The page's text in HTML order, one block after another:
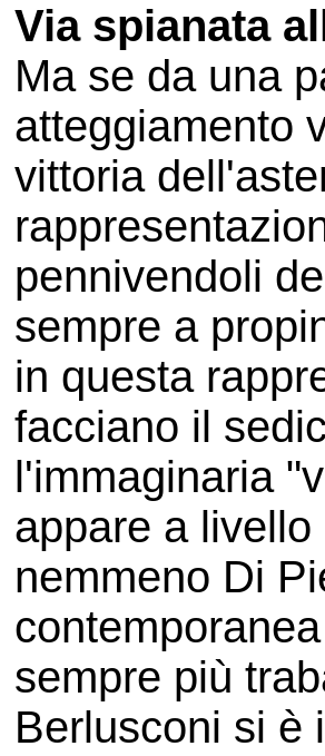
Via spianata
Ma se da una
atteggiamento
vittoria
pennivendoli
sempre a
in questa
facciano il
l'immaginaria
appare a
nemmeno Di
sempre più
Berlusconi si è